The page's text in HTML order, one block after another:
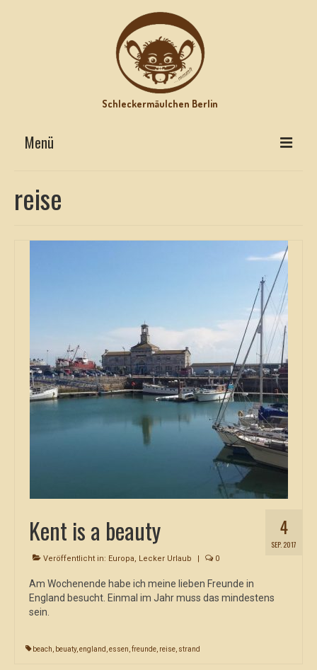
Schleckermäulchen Berlin
Menü
Lecker Urlaub
Star-Rezepte
reise
4
SEP. 2017
Kent is a beauty
Veröffentlicht in: Europa, Lecker Urlaub | 0
Am Wochenende habe ich meine lieben Freunde in
England besucht. Einmal im Jahr muss das mindestens
sein.
beach beuaty, england essen freunde reise strand